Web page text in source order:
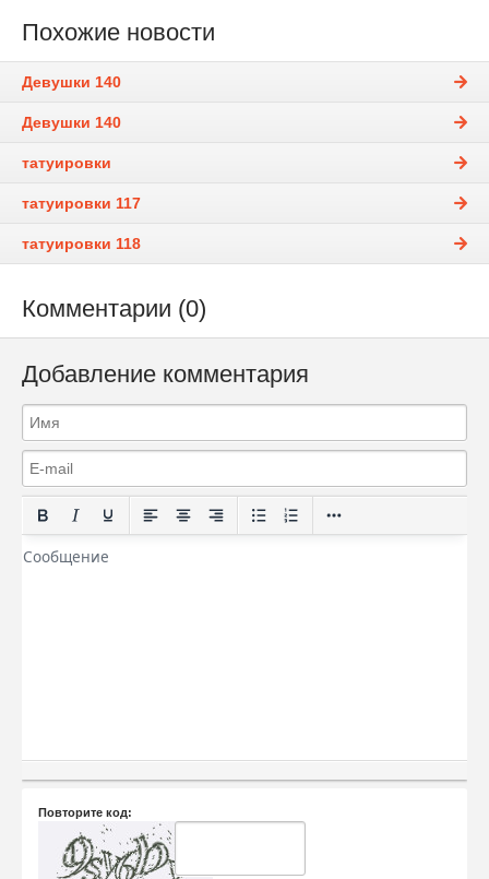
Похожие новости
Девушки 140
Девушки 140
татуировки
татуировки 117
татуировки 118
Комментарии (0)
Добавление комментария
Повторите код: